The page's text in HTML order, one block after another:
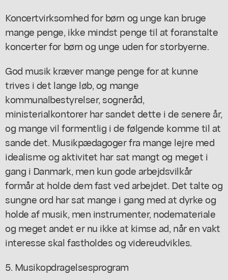
Koncertvirksomhed for børn og unge kan bruge
mange penge, ikke mindst penge til at foranstalte
koncerter for børn og unge uden for storbyerne.
God musik kræver mange penge for at kunne
trives i det lange løb, og mange
kommunalbestyrelser, sogneråd,
ministerialkontorer har sandet dette i de senere år,
og mange vil formentlig i de følgende komme til at
sande det. Musikpædagoger fra mange lejre med
idealisme og aktivitet har sat mangt og meget i
gang i Danmark, men kun gode arbejdsvilkår
formår at holde dem fast ved arbejdet. Det talte og
sungne ord har sat mange i gang med at dyrke og
holde af musik, men instrumenter, nodemateriale
og meget andet er nu ikke at kimse ad, når en vakt
interesse skal fastholdes og videreudvikles.
5. Musikopdragelsesprogram